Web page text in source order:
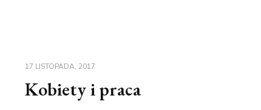
17 LISTOPADA, 2017
Kobiety i praca